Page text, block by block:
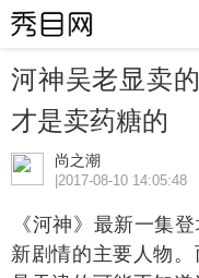
河神吴老显卖
才是卖药糖的
尚之潮
|2017-08-10 14:05:48
神》最新一集登
新剧情的主要人物